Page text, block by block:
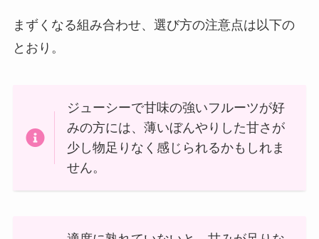
まずくなる組み合わせ、選び方の注意点は以下の
とおり。
ジューシーで甘味の強いフルーツが好
みの方には、薄いぼんやりした甘さが
少し物足りなく感じられるかもしれま
せん。